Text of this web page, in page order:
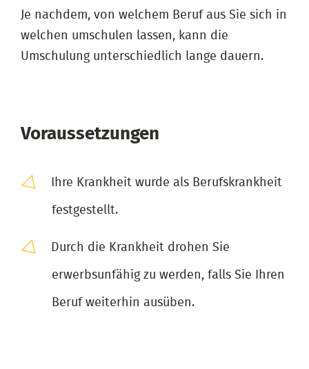
Je nachdem, von welchem Beruf aus Sie sich in
welchen umschulen lassen, kann die
Umschulung unterschiedlich lange dauern.
Voraussetzungen
Ihre Krankheit wurde als Berufskrankheit
festgestellt.
Durch die Krankheit drohen Sie
erwerbsunfähig zu werden, falls Sie Ihren
Beruf weiterhin ausüben.